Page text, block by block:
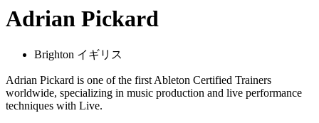
Adrian Pickard
Brighton イギリス
Adrian Pickard is one of the first Ableton Certified Trainers
worldwide, specializing in music production and live performance
techniques with Live.